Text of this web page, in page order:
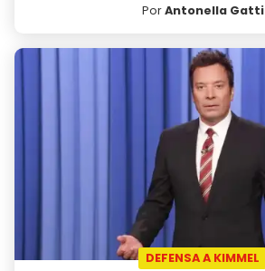
PorAntonella Gatti
DEFENSA A KIMMEL